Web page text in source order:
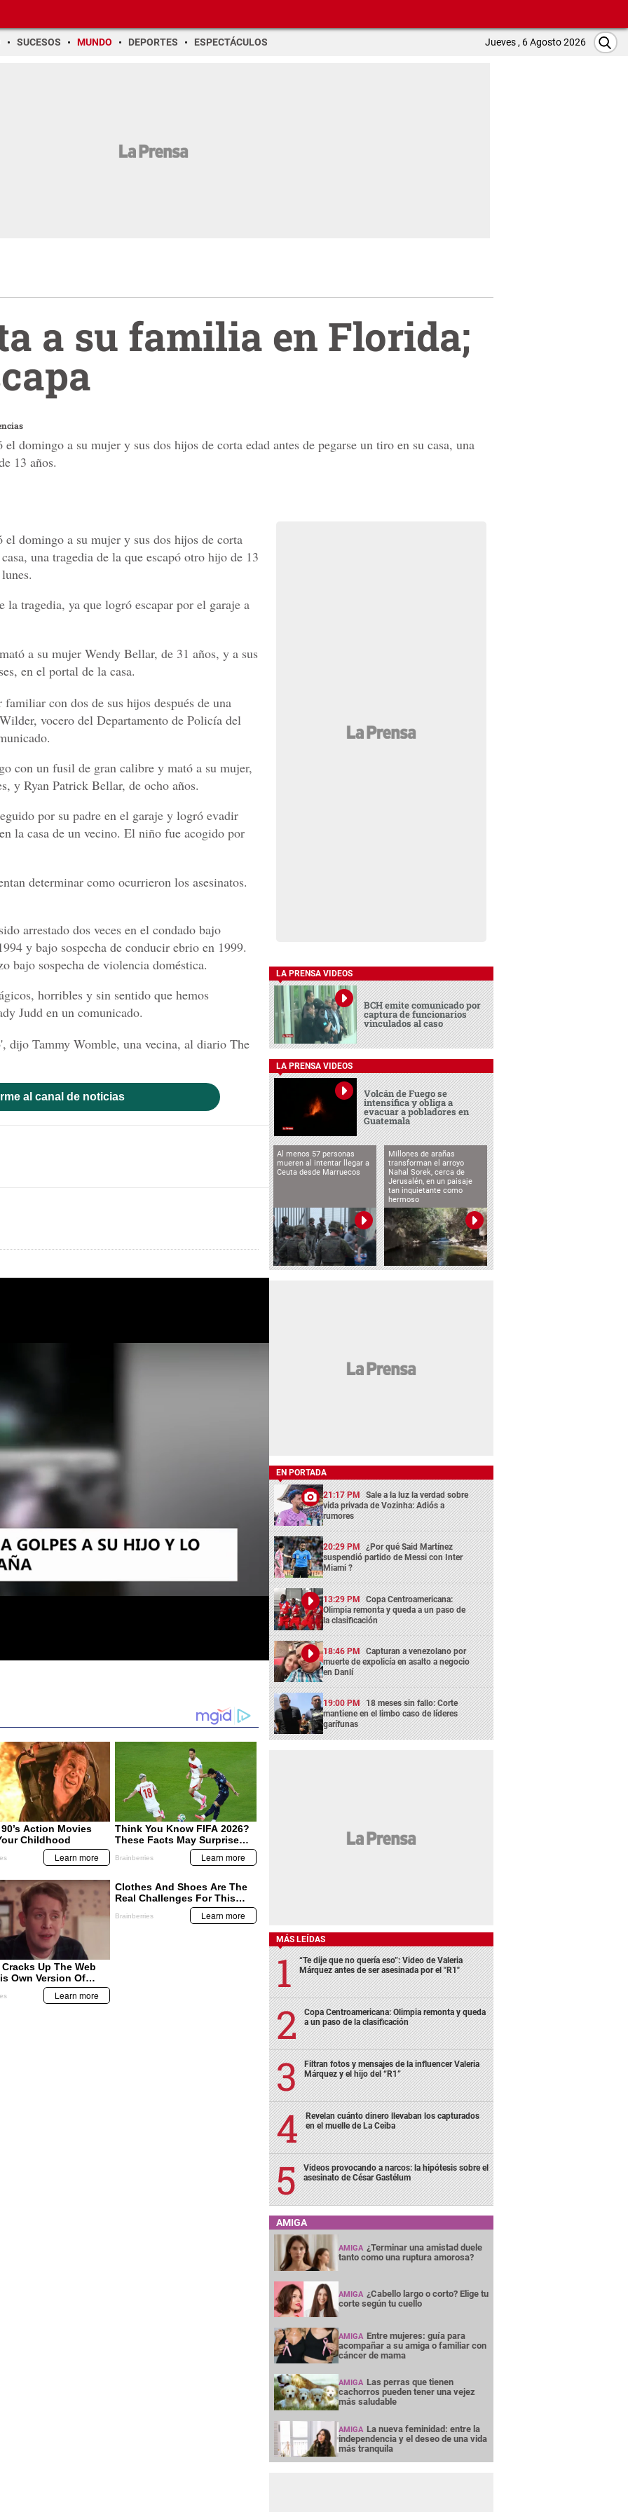
SUCESOS MUNDO DEPORTES ESPECTÁCULOS Jueves , 6 Agosto 2026
a su familia en Florida;
el domingo a su mujer y sus dos hijos de corta edad antes de pegarse un tiro en su casa, una
13 años.
el domingo a su mujer y sus dos hijos de corta
una tragedia de la que escapó otro hijo de 13
tragedia, ya que logró escapar por el garaje a
a su mujer Wendy Bellar, de 31 años, y a sus
en el portal de la casa.
con dos de sus hijos después de una
vocero del Departamento de Policía del
con un fusil de gran calibre y mató a su mujer,
y Ryan Patrick Bellar, de ocho años.
por su padre en el garaje y logró evadir
la casa de un vecino. El niño fue acogido por
determinar como ocurrieron los asesinatos.
arrestado dos veces en el condado bajo
y bajo sospecha de conducir ebrio en 1999.
bajo sospecha de violencia doméstica.
horribles y sin sentido que hemos
Judd en un comunicado.
dijo Tammy Womble, una vecina, al diario The
al canal de noticias
LA PRENSA VIDEOS
BCH emite comunicado por
captura de funcionarios
vinculados al caso
LA PRENSA VIDEOS
Volcán de Fuego se
intensifica y obliga a
evacuar a pobladores en
Guatemala
Al menos 57 personas
mueren al intentar llegar a
Ceuta desde Marruecos
Millones de arañas
transforman el arroyo
Nahal Sorek, cerca de
Jerusalén, en un paisaje
tan inquietante como
hermoso
EN PORTADA
21:17 PM Sale a la luz la verdad sobre
vida privada de Vozinha: Adiós a
rumores
20:29 PM ¿Por qué Said Martínez
suspendió partido de Messi con Inter
Miami ?
13:29 PM Copa Centroamericana:
Olimpia remonta y queda a un paso de
la clasificación
18:46 PM Capturan a venezolano por
muerte de expolicía en asalto a negocio
en Danlí
19:00 PM 18 meses sin fallo: Corte
mantiene en el limbo caso de líderes
garífunas
MÁS LEÍDAS
“Te dije que no quería eso”: Video de Valeria
Márquez antes de ser asesinada por el "R1"
Copa Centroamericana: Olimpia remonta y queda
a un paso de la clasificación
Filtran fotos y mensajes de la influencer Valeria
Márquez y el hijo del “R1”
Revelan cuánto dinero llevaban los capturados
en el muelle de La Ceiba
Videos provocando a narcos: la hipótesis sobre el
asesinato de César Gastélum
AMIGA
AMIGA ¿Terminar una amistad duele
tanto como una ruptura amorosa?
AMIGA ¿Cabello largo o corto? Elige tu
corte según tu cuello
AMIGA Entre mujeres: guía para
acompañar a su amiga o familiar con
cáncer de mama
AMIGA Las perras que tienen
cachorros pueden tener una vejez
más saludable
AMIGA La nueva feminidad: entre la
independencia y el deseo de una vida
más tranquila